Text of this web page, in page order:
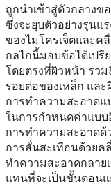
ถูกนำเข้าสู่ตัวกลางข
ซึ่งจะยุบตัวอย่างรุนแ
ของไมโครเจ็ตและค
กลไกนี้มอบข้อได้เปรี
โดยตรงที่ผิวหน้า รวม
รอยต่อของเหล็ก และ
การทำความสะอาดแ
ในการกำหนดค่าแบ
การทำความสะอาดด้
การสั่นสะเทือนด้วยค
ทำความสะอาดกลา
แทนที่จะเป็นขั้นตอน